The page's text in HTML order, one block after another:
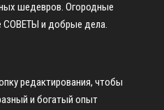
шедевров. Огородные
СОВЕТЫ и добрые дела.
редактирования, чтобы
и богатый опыт